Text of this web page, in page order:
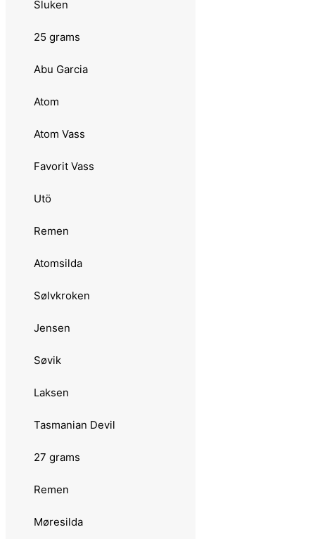
Sluken
25 grams
Abu Garcia
Atom
Atom Vass
Favorit Vass
Utö
Remen
Atomsilda
Sølvkroken
Jensen
Søvik
Laksen
Tasmanian Devil
27 grams
Remen
Møresilda